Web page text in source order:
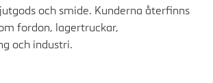
och smide. Kunderna återfinns
fordon, lagertruckar,
och industri.